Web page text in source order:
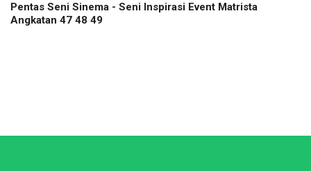
Pentas Seni Sinema - Seni Inspirasi Event Matrista
Angkatan 47 48 49